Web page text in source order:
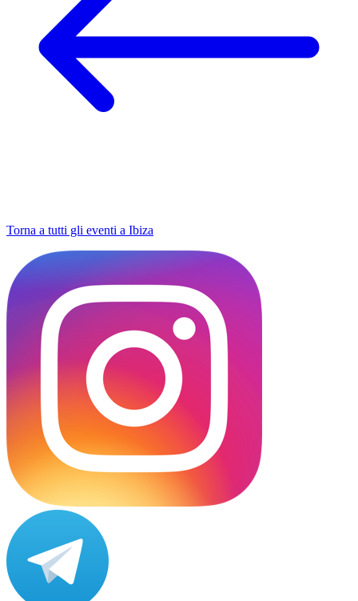
Torna a tutti gli eventi a Ibiza